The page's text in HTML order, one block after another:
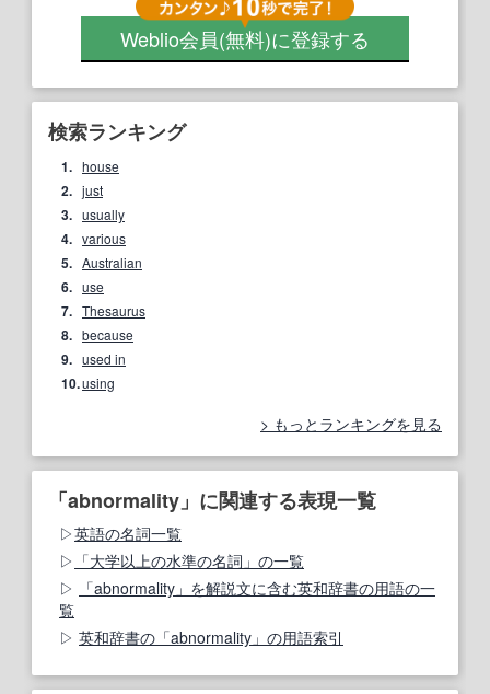
Weblio会員(無料)に登録する
検索ランキング
1. house
2. just
3. usually
4. various
5. Australian
6. use
7. Thesaurus
8. because
9. used in
10.using
もっとランキングを見る
「abnormality」に関連する表現一覧
英語の名詞一覧
「大学以上の水準の名詞」の一覧
「abnormality」を解説文に含む英和辞書の用語の一
覧
英和辞書の「abnormality」の用語索引